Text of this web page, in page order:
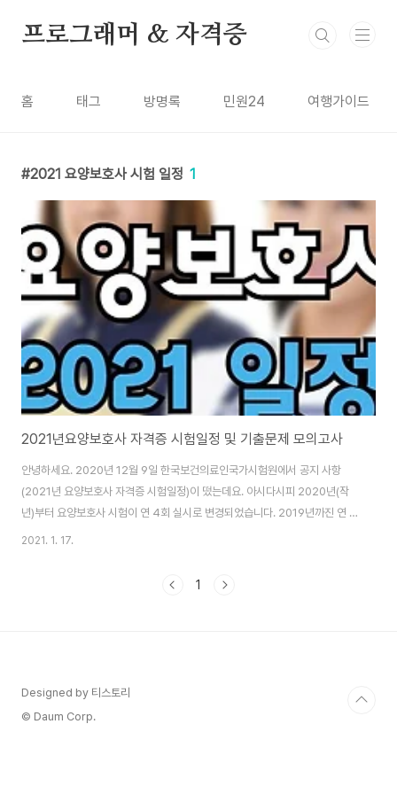
프로그래머 & 자격증
홈 태그 방명록 민원24 여행가이드
2021 요양보호사 시험 일정 1
2021년요양보호사 자격증 시험일정 및 기출문제 모의고사
안녕하세요. 2020년 12월 9일 한국보건의료인국가시험원에서 공지 사항
(2021년 요양보호사 자격증 시험일정)이 떴는데요. 아시다시피 2020년(작
년)부터 요양보호사 시험이 연 4회 실시로 변경되었습니다. 2019년까진 연 3
회였는데 시험 회차를 1회 더 추가했습니다. 지난 한국보건의료인국가시험원
습니다. 2021년 시행되는 제34회 요양보호사 자격시험은요. 언제 치러질 예
2021. 1. 17.
1
Designed by 티스토리
© Daum Corp.